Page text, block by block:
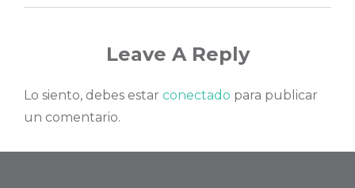
Leave A Reply
Lo siento, debes estar conectado para publicar
un comentario.